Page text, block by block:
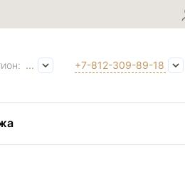
... +7-812-309-89-18